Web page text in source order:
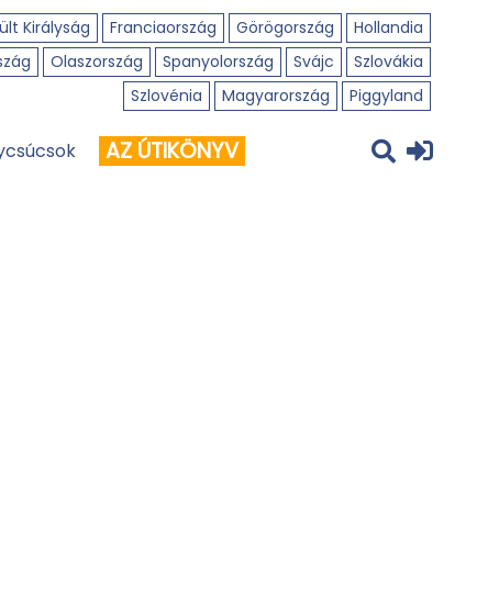
Királyság Franciaország Görögország
Hollandia
Olaszország Spanyolország Svájc
Szlovákia
Szlovénia
Magyarország Piggyland
AZ ÚTIKÖNYV